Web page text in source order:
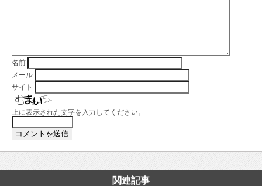
名前
メール
サイト
上に表示された文字を入力してください。
関連記事